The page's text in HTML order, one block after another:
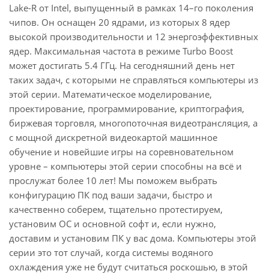
Lake-R от Intel, выпущенный в рамках 14–го поколения
чипов. Он оснащен 20 ядрами, из которых 8 ядер
высокой производительности и 12 энергоэффективных
ядер. Максимальная частота в режиме Turbo Boost
может достигать 5.4 ГГц. На сегодняшний день нет
таких задач, с которыми не справляться компьютеры из
этой серии. Математическое моделирование,
проектирование, программирование, криптография,
биржевая торговля, многопоточная видеотрансляция, а
с мощной дискретной видеокартой машинное
обучение и новейшие игры на соревновательном
уровне – компьютеры этой серии способны на всё и
прослужат более 10 лет! Мы поможем выбрать
конфигурацию ПК под ваши задачи, быстро и
качественно соберем, тщательно протестируем,
установим ОС и основной софт и, если нужно,
доставим и установим ПК у вас дома. Компьютеры этой
серии это тот случай, когда системы водяного
охлаждения уже не будут считаться роскошью, в этой